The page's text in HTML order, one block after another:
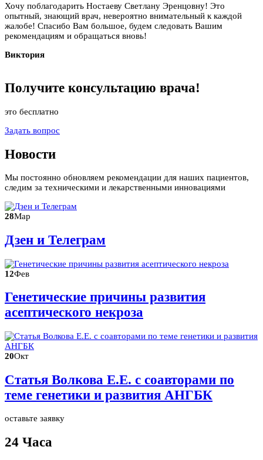
Хочу поблагодарить Ностаеву Светлану Эренцовну! Это
опытный, знающий врач, невероятно внимательный к каждой
жалобе! Спасибо Вам большое, будем следовать Вашим
рекомендациям и обращаться вновь!
Виктория
Получите консультацию врача!
это бесплатно
Задать вопрос
Новости
Мы постоянно обновляем рекомендации для наших пациентов,
следим за техническими и лекарственными инновациями
28Мар
Дзен и Телеграм
12Фев
Генетические причины развития
асептического некроза
20Окт
Статья Волкова Е.Е. с соавторами по
теме генетики и развития АНГБК
оставьте заявку
24 Часа